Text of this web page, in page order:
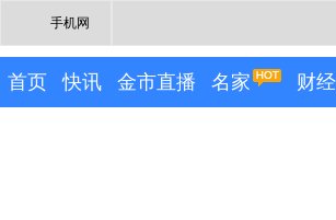
手机网
首页 快讯 金市直播 名家 财